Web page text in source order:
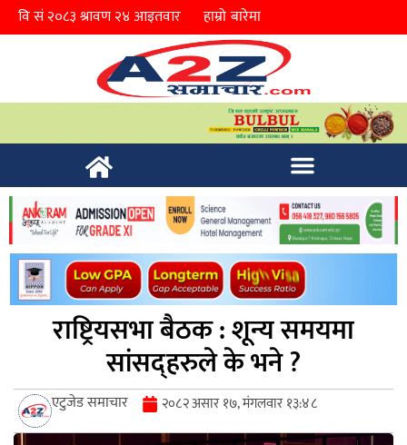
हाम्रो बारेमा
राष्ट्रियसभा बैठक : शून्य समयमा
सांसद‍्हरुले के भने ?
एटुजेड समाचार २०८२ असार १७, मंगलवार १३:४८